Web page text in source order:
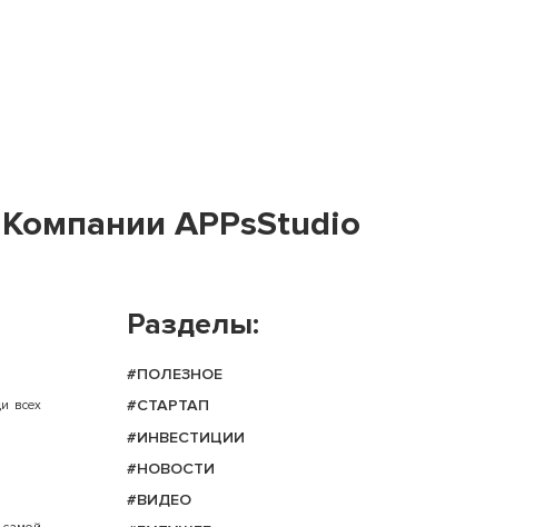
APPsStudio
всех
Разделы:
#ПОЛЕЗНОЕ
#СТАРТАП
#ИНВЕСТИЦИИ
#НОВОСТИ
#ВИДЕО